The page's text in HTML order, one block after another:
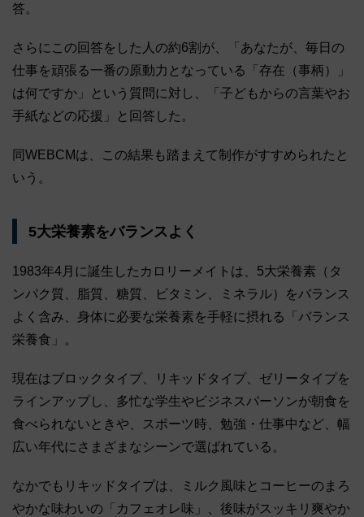
答。
さらにこの回答をした人の約6割が、「あなたが、毎日の
仕事を頑張る一番の原動力となっている「存在（事柄）」
は何ですか」という質問に対し、「子どもからの言葉やお
手紙などの応援」と回答した。
同WEBCMは、この結果も踏まえて制作がすすめられたと
いう。
5大栄養素をバランスよく
1983年4月に誕生したカロリーメイトは、5大栄養素（タ
ンパク質、脂質、糖質、ビタミン、ミネラル）をバランス
よく含み、身体に必要な栄養素を手軽に摂れる「バランス
栄養食」。
現在はブロックタイプ、リキッドタイプ、ゼリータイプを
ラインアップし、多忙な学生やビジネスパーソンが朝食を
食べられないときや、スポーツ時、勉強・仕事中など、幅
広い年代にさまざまなシーンで選ばれている。
なかでもリキッドタイプは、ミルク風味とコーヒーのまろ
やかな味わいの「カフェオレ味」、後味がスッキリ爽やか